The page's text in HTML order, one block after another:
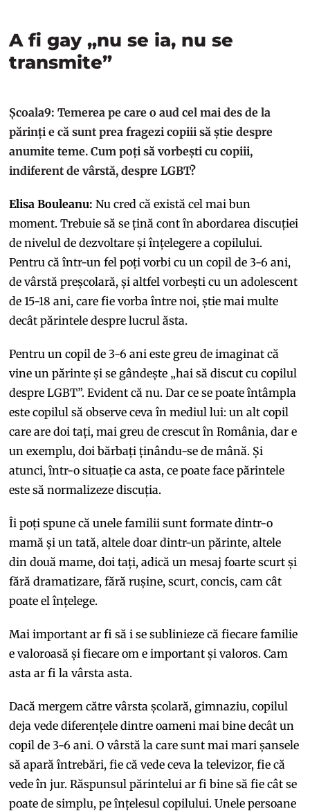
A fi gay „nu se ia, nu se
transmite”
Școala9: Temerea pe care o aud cel mai des de la
părinți e că sunt prea fragezi copiii să știe despre
anumite teme. Cum poți să vorbești cu copiii,
indiferent de vârstă, despre LGBT?
Elisa Bouleanu: Nu cred că există cel mai bun
moment. Trebuie să se țină cont în abordarea discuției
de nivelul de dezvoltare și înțelegere a copilului.
Pentru că într-un fel poți vorbi cu un copil de 3-6 ani,
de vârstă preșcolară, și altfel vorbești cu un adolescent
de 15-18 ani, care fie vorba între noi, știe mai multe
decât părintele despre lucrul ăsta.
Pentru un copil de 3-6 ani este greu de imaginat că
vine un părinte și se gândește „hai să discut cu copilul
despre LGBT”. Evident că nu. Dar ce se poate întâmpla
este copilul să observe ceva în mediul lui: un alt copil
care are doi tați, mai greu de crescut în România, dar e
un exemplu, doi bărbați ținându-se de mână. Și
atunci, într-o situație ca asta, ce poate face părintele
este să normalizeze discuția.
Îi poți spune că unele familii sunt formate dintr-o
mamă și un tată, altele doar dintr-un părinte, altele
din două mame, doi tați, adică un mesaj foarte scurt și
fără dramatizare, fără rușine, scurt, concis, cam cât
poate el înțelege.
Mai important ar fi să i se sublinieze că fiecare familie
e valoroasă și fiecare om e important și valoros. Cam
asta ar fi la vârsta asta.
Dacă mergem către vârsta școlară, gimnaziu, copilul
deja vede diferențele dintre oameni mai bine decât un
copil de 3-6 ani. O vârstă la care sunt mai mari șansele
să apară întrebări, fie că vede ceva la televizor, fie că
vede în jur. Răspunsul părintelui ar fi bine să fie cât se
poate de simplu, pe înțelesul copilului. Unele persoane